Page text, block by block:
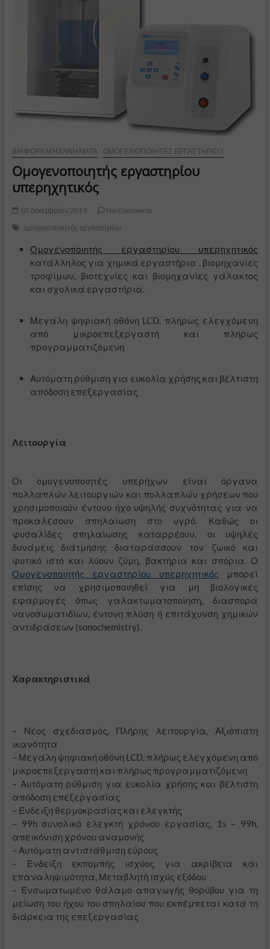
ΔΙΆΦΟΡΑ ΜΗΧΑΝΉΜΑΤΑ ΟΜΟΓΕΝΟΠΟΙΗΤΈΣ ΕΡΓΑΣΤΗΡΊΟΥ
Ομογενοποιητής εργαστηρίου
υπερηχητικός
10 Δεκεμβρίου 2019
No Comments
ομογενοποιητής εργαστηρίου
Ομογενοποιητής εργαστηρίου υπερηχητικός
κατάλληλος για χημικά εργαστήρια , βιομηχανίες
τροφίμων, βιοτεχνίες και βιομηχανίες γάλακτος
και σχολικά εργαστήρια.
Μεγάλη ψηφιακή οθόνη LCD, πλήρως ελεγχόμενη
από μικροεπεξεργαστή και πλήρως
προγραμματιζόμενη
Αυτόματη ρύθμιση για ευκολία χρήσης και βέλτιστη
απόδοση επεξεργασίας
Λειτουργία
Οι ομογενοποιητές υπερήχων είναι όργανα
πολλαπλών λειτουργιών και πολλαπλών χρήσεων που
χρησιμοποιούν έντονο ήχο υψηλής συχνότητας για να
προκαλέσουν σπηλαίωση στο υγρό. Καθώς οι
φυσαλίδες σπηλαίωσης καταρρέουν, οι υψηλές
δυνάμεις διάτμησης διαταράσσουν τον ζωικό και
φυτικό ιστό και λύουν ζύμη, βακτήρια και σπόρια. Ο
Ομογενοποιητής εργαστηρίου υπερηχητικός μπορεί
επίσης να χρησιμοποιηθεί για μη βιολογικές
εφαρμογές όπως γαλακτωματοποίηση, διασπορά
νανοσωματιδίων, έντονη πλύση ή επιτάχυνση χημικών
αντιδράσεων (sonochemistry).
Χαρακτηριστικά
– Νέος σχεδιασμός, Πλήρης λειτουργία, Αξιόπιστη
ικανότητα
– Μεγάλη ψηφιακή οθόνη LCD, πλήρως ελεγχόμενη από
μικροεπεξεργαστή και πλήρως προγραμματιζόμενη
– Αυτόματη ρύθμιση για ευκολία χρήσης και βέλτιστη
απόδοση επεξεργασίας
– Ένδειξη θερμοκρασίας και ελεγκτής
– 99h συνολικό ελεγκτή χρόνου εργασίας, 1s – 99h,
απεικόνιση χρόνου αναμονής
– Αυτόματη αντιστάθμιση εύρους
– Ένδειξη εκπομπής ισχύος για ακρίβεια και
επαναληψιμότητα, Μεταβλητή ισχύς εξόδου
– Ενσωματωμένο θάλαμο απαγωγής θορύβου για τη
μείωση του ήχου του σπηλαίου που εκπέμπεται κατά τη
διάρκεια της επεξεργασίας